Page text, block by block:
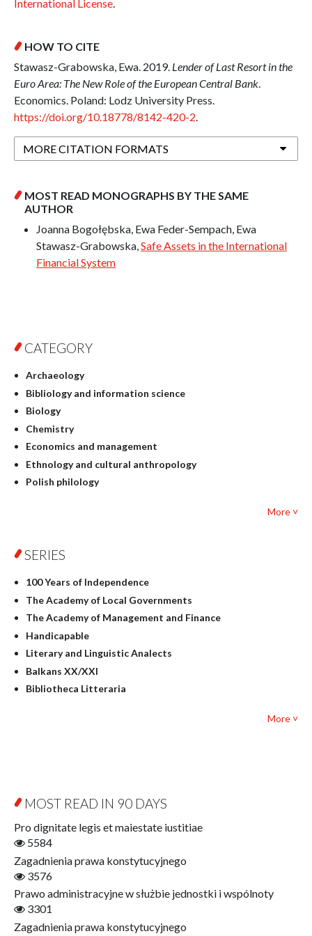
International License.
HOW TO CITE
Stawasz-Grabowska, Ewa. 2019. Lender of Last Resort in the
Euro Area: The New Role of the European Central Bank.
Economics. Poland: Lodz University Press.
https://doi.org/10.18778/8142-420-2.
MORE CITATION FORMATS
MOST READ MONOGRAPHS BY THE SAME
AUTHOR
Joanna Bogołębska, Ewa Feder-Sempach, Ewa
Stawasz-Grabowska,Safe Assets in the International
Financial System
CATEGORY
Archaeology
Bibliology and information science
Biology
Chemistry
Economics and management
Ethnology and cultural anthropology
Polish philology
Geography
Linguistics
Judaica
Culture and art
Literary Studies
Mathematics
Pedagogy
Textbooks for foreigners
Open Access
More ˅
SERIES
100 Years of Independence
The Academy of Local Governments
The Academy of Management and Finance
Handicapable
Literary and Linguistic Analects
Balkans XX/XXI
Bibliotheca Litteraria
Film! Scholars
Finance
Gerontology
Literary Interpretations
More ˅
MOST READ IN 90 DAYS
Pro dignitate legis et maiestate iustitiae
5584
Zagadnienia prawa konstytucyjnego
3576
Prawo administracyjne w służbie jednostki i wspólnoty
3301
Zagadnienia prawa konstytucyjnego